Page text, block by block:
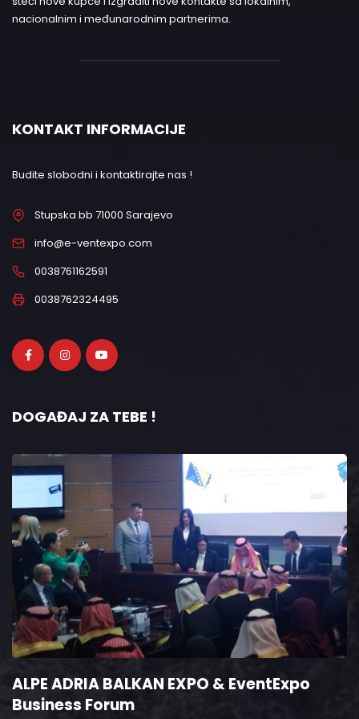
nacionalnim i međunarodnim partnerima.
KONTAKT INFORMACIJE
Budite slobodni i kontaktirajte nas !
Stupska bb 71000 Sarajevo
info@e-ventexpo.com
0038761162591
0038762324495
DOGAĐAJ ZA TEBE !
ALPE ADRIA BALKAN EXPO & EventExpo
Business Forum